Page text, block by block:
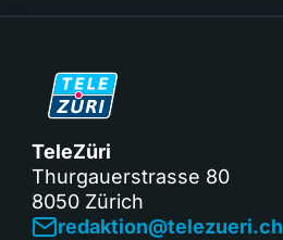
TeleZüri
Thurgauerstrasse 80
8050 Zürich
redaktion@telezueri.ch